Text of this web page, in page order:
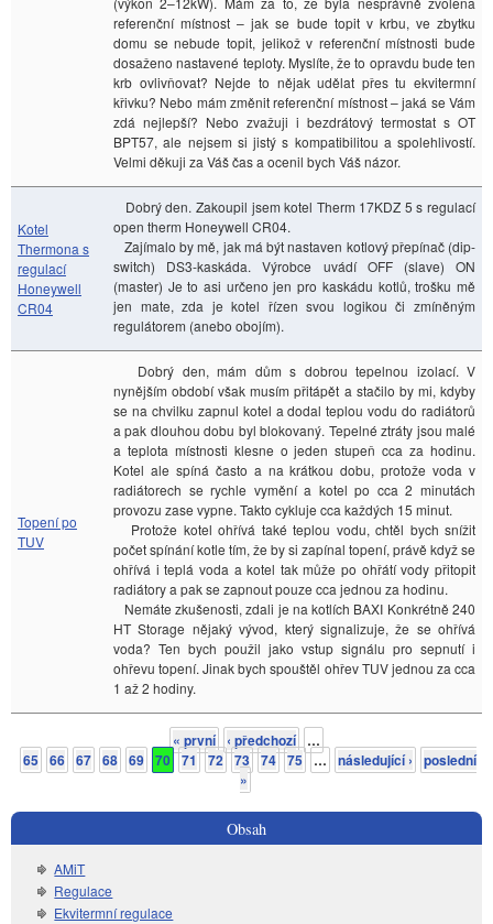
referenční místnost – jak se bude topit v krbu, ve zbytku
domu se nebude topit, jelikož v referenční místnosti bude
dosaženo nastavené teploty. Myslíte, že to opravdu bude ten
krb ovlivňovat? Nejde to nějak udělat přes tu ekvitermní
křivku? Nebo mám změnit referenční místnost – jaká se Vám
zdá nejlepší? Nebo zvažuji i bezdrátový termostat s OT
BPT57, ale nejsem si jistý s kompatibilitou a spolehlivostí.
Velmi děkuji za Váš čas a ocenil bych Váš názor.
Kotel
Thermona s
regulací
Honeywell
CR04
Dobrý den. Zakoupil jsem kotel Therm 17KDZ 5 s regulací
open therm Honeywell CR04.
Zajímalo by mě, jak má být nastaven kotlový přepínač (dip-
switch) DS3-kaskáda. Výrobce uvádí OFF (slave) ON
(master) Je to asi určeno jen pro kaskádu kotlů, trošku mě
jen mate, zda je kotel řízen svou logikou či zmíněným
regulátorem (anebo obojím).
Topení po
TUV
Dobrý den, mám dům s dobrou tepelnou izolací. V
nynějším období však musím přitápět a stačilo by mi, kdyby
se na chvilku zapnul kotel a dodal teplou vodu do radiátorů
a pak dlouhou dobu byl blokovaný. Tepelné ztráty jsou malé
a teplota místnosti klesne o jeden stupeň cca za hodinu.
Kotel ale spíná často a na krátkou dobu, protože voda v
radiátorech se rychle vymění a kotel po cca 2 minutách
provozu zase vypne. Takto cykluje cca každých 15 minut.
Protože kotel ohřívá také teplou vodu, chtěl bych snížit
počet spínání kotle tím, že by si zapínal topení, právě když se
ohřívá i teplá voda a kotel tak může po ohřátí vody přitopit
radiátory a pak se zapnout pouze cca jednou za hodinu.
Nemáte zkušenosti, zdali je na kotlích BAXI Konkrétně 240
HT Storage nějaký vývod, který signalizuje, že se ohřívá
voda? Ten bych použil jako vstup signálu pro sepnutí i
ohřevu topení. Jinak bych spouštěl ohřev TUV jednou za cca
1 až 2 hodiny.
Stránky
« první ‹ předchozí
…
65
66 67 68 69 70 71 72 73 74 75 … následující ›
poslední
»
Obsah
AMiT
Regulace
Ekvitermní regulace